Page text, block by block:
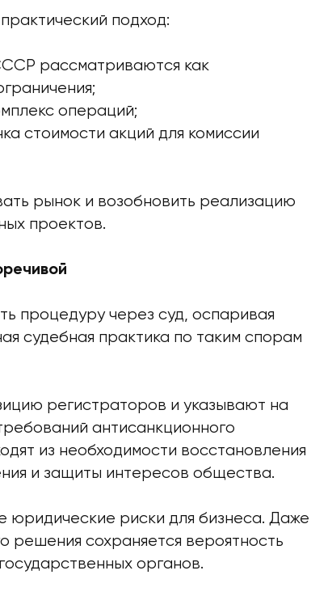
подход:
рассматриваются как
операций;
стоимости акций для комиссии
рынок и возобновить реализацию
проектов.
процедуру через суд, оспаривая
судебная практика по таким спорам
регистраторов и указывают на
антисанкционного
из необходимости восстановления
и защиты интересов общества.
юридические риски для бизнеса. Даже
решения сохраняется вероятность
органов.